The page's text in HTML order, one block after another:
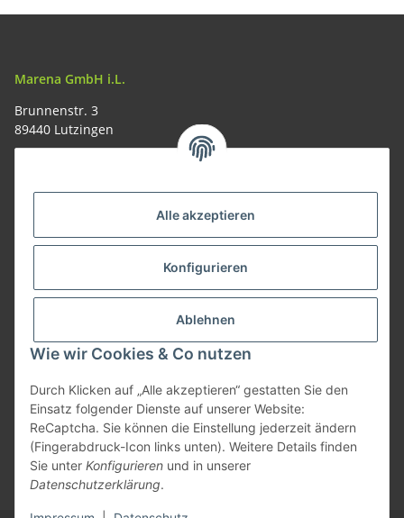
Alle akzeptieren
Konfigurieren
Ablehnen
Wie wir Cookies & Co nutzen
Durch Klicken auf „Alle akzeptieren“ gestatten Sie den
Einsatz folgender Dienste auf unserer Website:
ReCaptcha. Sie können die Einstellung jederzeit ändern
(Fingerabdruck-Icon links unten). Weitere Details finden
Sie unter Konfigurieren und in unserer
Datenschutzerklärung.
Marena GmbH i.L.
Brunnenstr. 3
89440 Lutzingen
Vertrag widerrufen
* Alle Preise inkl. gesetzlicher USt., zzgl.Versand